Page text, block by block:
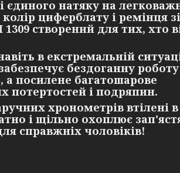
натяку на
циферблату і ремінця зі
створений для тих, хто
в екстремальній
бездоганну роботу
посилене багатошарове
потертостей і подряпин.
хронометрів втілені в
і щільно охоплює
справжніх чоловіків!